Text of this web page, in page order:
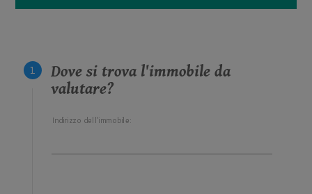
Dove si trova l'immobile da
valutare?
Indirizzo dell'immobile: